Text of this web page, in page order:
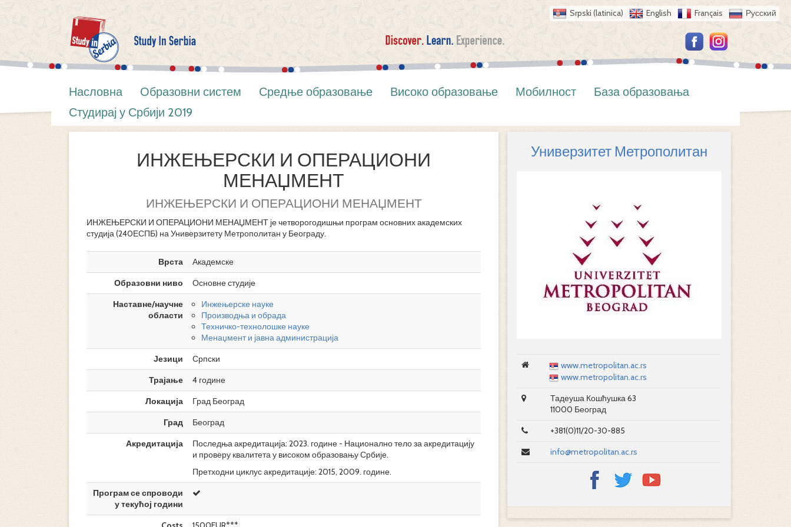
Srpski (latinica) English Français Русский
Насловна Образовни систем Средње образовање Високо образовање Мобилност
База образовања
Студирај у Србији 2019
ИНЖЕЊЕРСКИ И ОПЕРАЦИОНИ
МЕНАЏМЕНТ
ИНЖЕЊЕРСКИ И ОПЕРАЦИОНИ МЕНАЏМЕНТ
ИНЖЕЊЕРСКИ И ОПЕРАЦИОНИ МЕНАЏМЕНТ је четворогодишњи програм основних академских
студија (240ЕСПБ) на Универзитету Метрополитан у Београду.
Врста
Академске
Образовни ниво
Основне студије
Наставне/научне
области
Инжењерске науке
Производња и обрада
Техничко-технолошке науке
Менаџмент и јавна администрација
Језици
Српски
Трајање
4 године
Локација
Град Београд
Град
Београд
Акредитација
Последња акредитација: 2023. године - Национално тело за акредитацију
и проверу квалитета у високом образовању Србије.
Претходни циклус акредитације: 2015, 2009. године.
Програм се спроводи
у текућој години
Универзитет Метрополитан
www.metropolitan.ac.rs
www.metropolitan.ac.rs
Тадеуша Кошћушка 63
11000 Београд
+381(0)11/20-30-885
info@metropolitan.ac.rs